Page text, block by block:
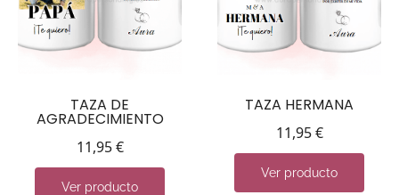
TAZA DE
AGRADECIMIENTO
11,95€
Ver producto
TAZA HERMANA
11,95€
Ver producto